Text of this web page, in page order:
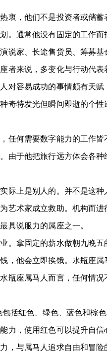
，他们不是投资者或储蓄
。通常他没有固定的工作
说家、长途售货员、筹募基
来说，多变化与行动代表
对容易成功的事情颇有天
奇特发光但瞬间即逝的个
何需要数字能力的工作皆
由于他把旅行远方体会各
上是别人的。并不是这种
艺术家成立救助。机构而
具说服力的属座之一。
拿固定的薪水做朝九晚五
，他会立即挨饿。水瓶座
瓶座属马人而言，任何情况
红色、绿色、蓝色和棕色
，使用红色可以提升自信
，与属马人追求自由和冒